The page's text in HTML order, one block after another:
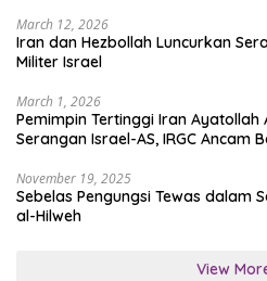
March 12, 2026
Iran dan Hezbollah Luncurkan
Militer Israel
March 1, 2026
Pemimpin Tertinggi Iran Ayatollah
Serangan Israel-AS, IRGC Ancam
November 19, 2025
Sebelas Pengungsi Tewas dalam
al-Hilweh
View